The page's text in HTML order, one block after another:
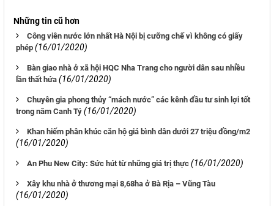
Những tin cũ hơn
Công viên nước lớn nhất Hà Nội bị cưỡng chế vì không có giấy
phép (16/01/2020)
Bàn giao nhà ở xã hội HQC Nha Trang cho người dân sau nhiều
lần thất hứa (16/01/2020)
Chuyên gia phong thủy “mách nước” các kênh đầu tư sinh lợi tốt
trong năm Canh Tý (16/01/2020)
Khan hiếm phân khúc căn hộ giá bình dân dưới 27 triệu đồng/m2
(16/01/2020)
An Phu New City: Sức hút từ những giá trị thực (16/01/2020)
Xây khu nhà ở thương mại 8,68ha ở Bà Rịa – Vũng Tàu
(16/01/2020)